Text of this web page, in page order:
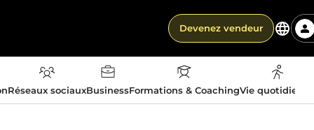
Devenez vendeur
Réseaux sociauxBusinessFormations & CoachingVie